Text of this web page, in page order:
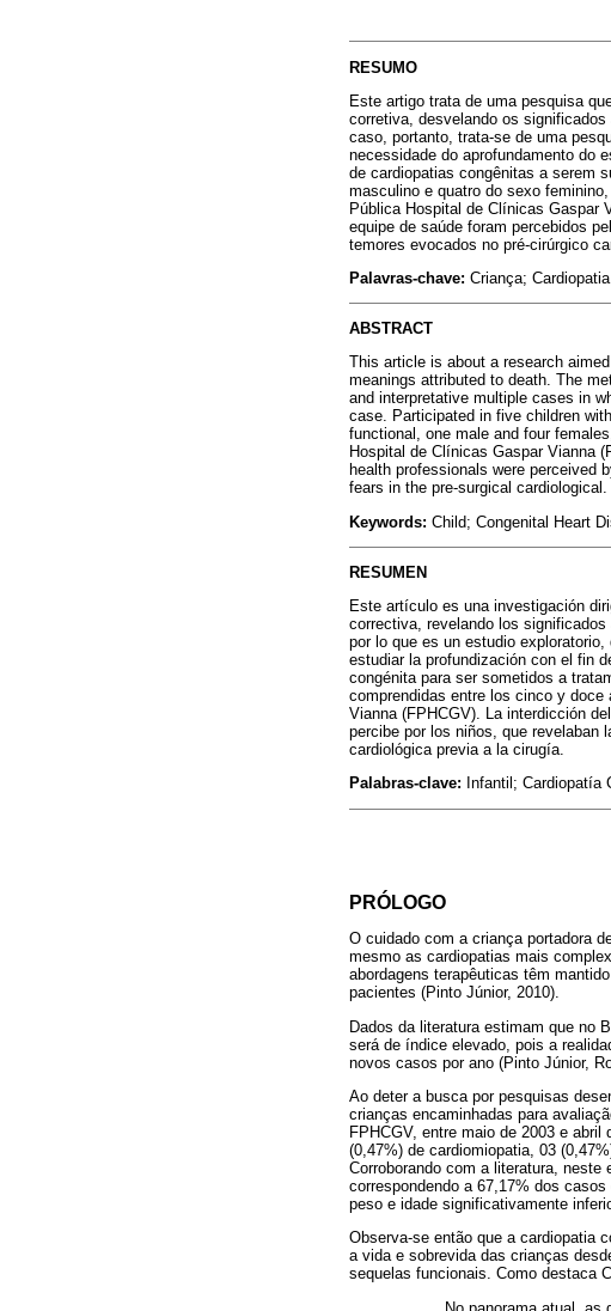
RESUMO
Este artigo trata de uma pesquisa
corretiva, desvelando os
caso, portanto, trata-se de uma
necessidade do aprofundamento do
de cardiopatias congênitas a serem
masculino e quatro do sexo
Pública Hospital de Clínicas Gaspar
equipe de saúde foram percebidos
temores evocados no pré-cirúrgico
Palavras-chave: Criança;
ABSTRACT
This article is about a research
meanings attributed to death. The
and interpretative multiple cases in
case. Participated in five children
functional, one male and four
Hospital de Clínicas Gaspar Vianna
health professionals were perceived
fears in the pre-surgical cardiological.
Keywords: Child; Congenital Heart
RESUMEN
Este artículo es una investigación
correctiva, revelando los
por lo que es un estudio
estudiar la profundización con el fin
congénita para ser sometidos a
comprendidas entre los cinco y
Vianna (FPHCGV). La interdicción
percibe por los niños, que revelaban
cardiológica previa a la cirugía.
Palabras-clave: Infantil; Cardiopatía
PRÓLOGO
O cuidado com a criança portadora
mesmo as cardiopatias mais
abordagens terapêuticas têm
pacientes (Pinto Júnior, 2010).
Dados da literatura estimam que no
será de índice elevado, pois a
novos casos por ano (Pinto Júnior,
Ao deter a busca por pesquisas
crianças encaminhadas para
FPHCGV, entre maio de 2003 e
(0,47%) de cardiomiopatia, 03
Corroborando com a literatura, neste
correspondendo a 67,17% dos
peso e idade significativamente
Observa-se então que a cardiopatia
a vida e sobrevida das crianças
sequelas funcionais. Como destaca
No panorama atual, as